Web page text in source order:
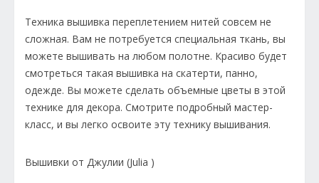
Техника вышивка переплетением нитей совсем не
сложная. Вам не потребуется специальная ткань, вы
можете вышивать на любом полотне. Красиво будет
смотреться такая вышивка на скатерти, панно,
одежде. Вы можете сделать объемные цветы в этой
технике для декора. Смотрите подробный мастер-
класс, и вы легко освоите эту технику вышивания.
Вышивки от Джулии (Julia )